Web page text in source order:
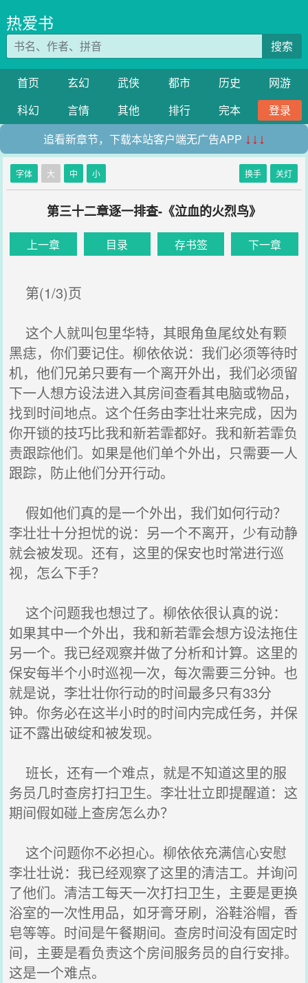
热爱书
搜索
首页 玄幻 武侠 都市 历史
网游
科幻
言情 其他 排行 完本
登录
追看新章节，下载本站客户端无广告APP ↓↓↓
字体 大 中 小 换手 关灯
第三十二章逐一排查-《泣血的火烈鸟》
上一章 目录 存书签 下一章
第(1/3)页
这个人就叫包里华特，其眼角鱼尾纹处有颗
黑痣，你们要记住。柳依依说：我们必须等待时
机，他们兄弟只要有一个离开外出，我们必须留
下一人想方设法进入其房间查看其电脑或物品，
找到时间地点。这个任务由李壮壮来完成，因为
你开锁的技巧比我和新若霏都好。我和新若霏负
责跟踪他们。如果是他们单个外出，只需要一人
跟踪，防止他们分开行动。
假如他们真的是一个外出，我们如何行动？
李壮壮十分担忧的说：另一个不离开，少有动静
就会被发现。还有，这里的保安也时常进行巡
视，怎么下手？
这个问题我也想过了。柳依依很认真的说：
如果其中一个外出，我和新若霏会想方设法拖住
另一个。我已经观察并做了分析和计算。这里的
保安每半个小时巡视一次，每次需要三分钟。也
就是说，李壮壮你行动的时间最多只有33分
钟。你务必在这半小时的时间内完成任务，并保
证不露出破绽和被发现。
班长，还有一个难点，就是不知道这里的服
务员几时查房打扫卫生。李壮壮立即提醒道：这
期间假如碰上查房怎么办？
这个问题你不必担心。柳依依充满信心安慰
李壮壮说：我已经观察了这里的清洁工。并询问
了他们。清洁工每天一次打扫卫生，主要是更换
浴室的一次性用品，如牙膏牙刷，浴鞋浴帽，香
皂等等。时间是午餐期间。查房时间没有固定时
间，主要是看负责这个房间服务员的自行安排。
这是一个难点。